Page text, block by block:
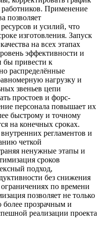
Применение
позволяет
и усилий, что
изготовления. Запуск
на всех этапах
эффективности и
бы привести к
распределённые
нагрузку и
звеньев цепи
простоев и форс-
персонала повышает их
быстрому и точному
на конечных сроках.
регламентов и
четкой
ненужные этапы и
сроков
подход,
без снижения
по времени
позволяет не только
более прозрачным и
реализации проекта